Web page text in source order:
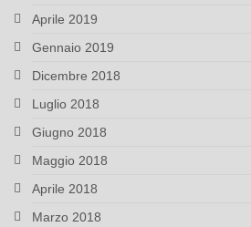
Aprile 2019
Gennaio 2019
Dicembre 2018
Luglio 2018
Giugno 2018
Maggio 2018
Aprile 2018
Marzo 2018